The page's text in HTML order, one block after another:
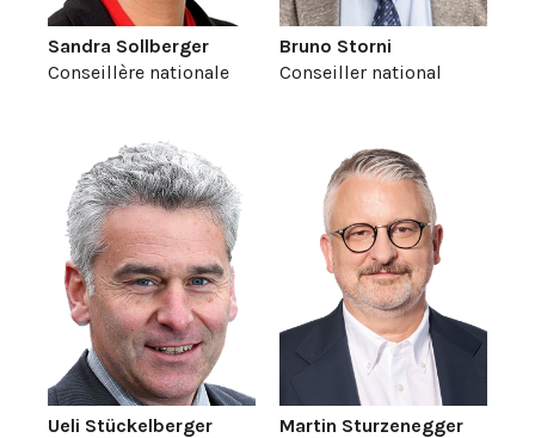
Sandra Sollberger
Conseillère nationale
Bruno Storni
Conseiller national
Ueli Stückelberger
Martin Sturzenegger